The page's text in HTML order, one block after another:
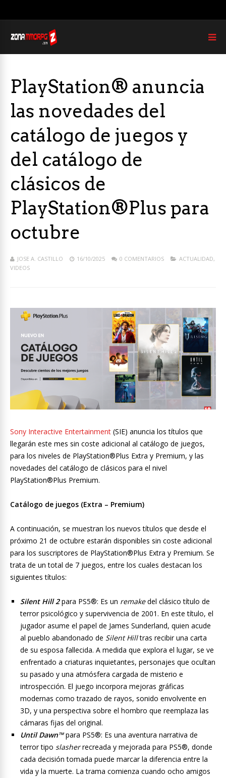
PlayStation® anuncia
las novedades del
catálogo de juegos y
del catálogo de
clásicos de
PlayStation®Plus para
octubre
JOSE A. CASTILLO 16/10/2025 0 COMENTARIOS ACTUALIDAD,
VIDEOS
Sony Interactive Entertainment (SIE) anuncia los títulos que
llegarán este mes sin coste adicional al catálogo de juegos,
para los niveles de PlayStation®Plus Extra y Premium, y las
novedades del catálogo de clásicos para el nivel
PlayStation®Plus Premium.
Catálogo de juegos (Extra – Premium)
A continuación, se muestran los nuevos títulos que desde el
próximo 21 de octubre estarán disponibles sin coste adicional
para los suscriptores de PlayStation®Plus Extra y Premium. Se
trata de un total de 7 juegos, entre los cuales destacan los
siguientes títulos:
Silent Hill 2para PS5®: Es un remakedel clásico título de
terror psicológico y supervivencia de 2001. En este título, el
jugador asume el papel de James Sunderland, quien acude
al pueblo abandonado de Silent Hilltras recibir una carta
de su esposa fallecida. A medida que explora el lugar, se ve
enfrentado a criaturas inquietantes, personajes que ocultan
su pasado y una atmósfera cargada de misterio e
introspección. El juego incorpora mejoras gráficas
modernas como trazado de rayos, sonido envolvente en
3D, y una perspectiva sobre el hombro que reemplaza las
cámaras fijas del original.
Until Dawn™para PS5®: Es una aventura narrativa de
terror tipo slasherrecreada y mejorada para PS5®, donde
cada decisión tomada puede marcar la diferencia entre la
vida y la muerte. La trama comienza cuando ocho amigos